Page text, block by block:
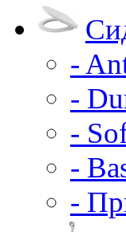
-
-
-
-
-